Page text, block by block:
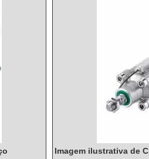
Imagem ilustrativa de